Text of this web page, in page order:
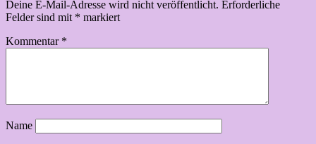
Deine E-Mail-Adresse wird nicht veröffentlicht. Erforderliche
Felder sind mit * markiert
Kommentar *
Name